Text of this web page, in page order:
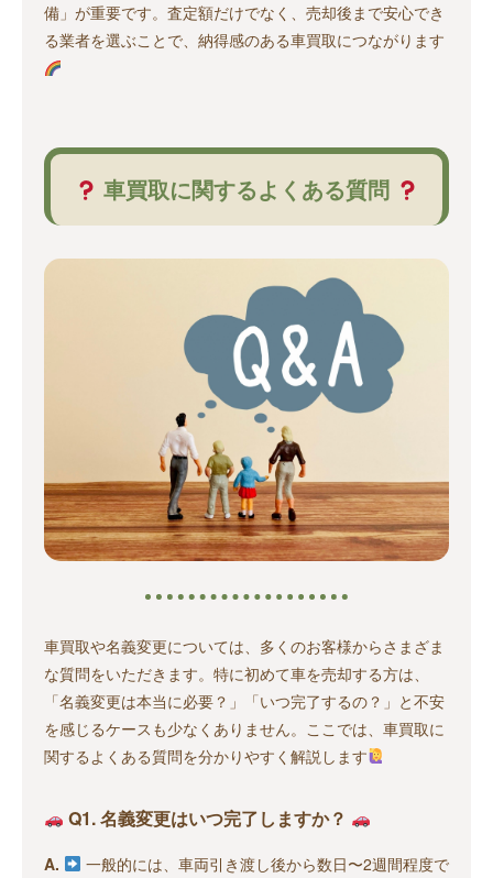
備」が重要です。査定額だけでなく、売却後まで安心でき
る業者を選ぶことで、納得感のある車買取につながります
車買取に関するよくある質問
車買取や名義変更については、多くのお客様からさまざま
な質問をいただきます。特に初めて車を売却する方は、
「名義変更は本当に必要？」「いつ完了するの？」と不安
を感じるケースも少なくありません。ここでは、車買取に
関するよくある質問を分かりやすく解説します
Q1. 名義変更はいつ完了しますか？
A.
一般的には、車両引き渡し後から数日〜2週間程度で